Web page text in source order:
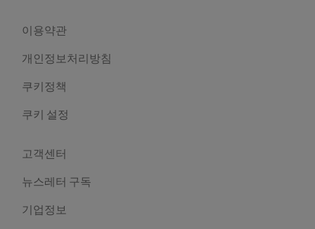
이용약관
개인정보처리방침
쿠키정책
쿠키 설정
고객센터
뉴스레터 구독
기업정보